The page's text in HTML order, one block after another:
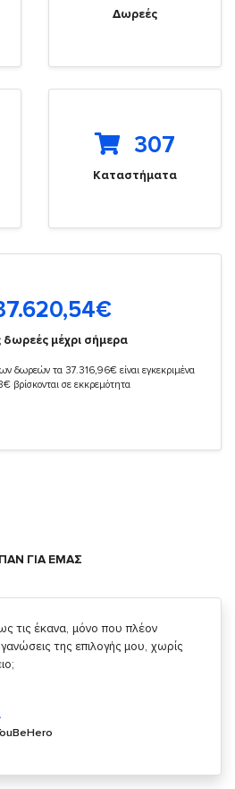
Δωρεές
307
Καταστήματα
€
δωρεές μέχρι σήμερα
δωρεών τα 37.316,96€ είναι εγκεκριμένα
βρίσκονται σε εκκρεμότητα
ΓΙΑ ΕΜΑΣ
την δυνατότητα να κάνουμε